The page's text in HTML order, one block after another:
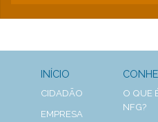
INÍCIO
CIDADÃO
EMPRESA
O QUE
NFG?